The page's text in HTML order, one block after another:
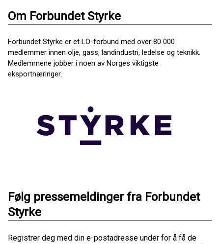
Om Forbundet Styrke
Forbundet Styrke er et LO-forbund med over 80 000
medlemmer innen olje, gass, landindustri, ledelse og teknikk.
Medlemmene jobber i noen av Norges viktigste
eksportnæringer.
Følg pressemeldinger fra Forbundet
Styrke
Registrer deg med din e-postadresse under for å få de